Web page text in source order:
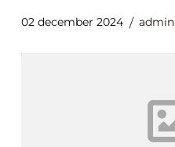
02 december 2024 admin